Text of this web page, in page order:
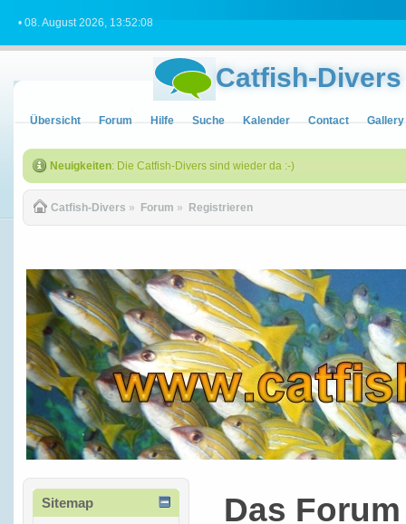
• 08. August 2026, 13:52:08
Catfish-Divers
Übersicht Forum Hilfe Suche Kalender Contact Gallery
Neuigkeiten: Die Catfish-Divers sind wieder da :-)
Catfish-Divers » Forum » Registrieren
Sitemap
Das